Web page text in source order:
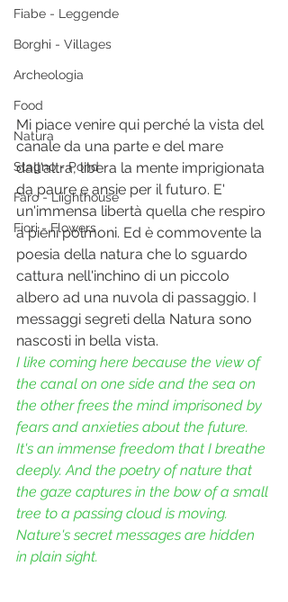
Fiabe - Leggende
Borghi - Villages
Archeologia
Food
Natura
Stagno - Pond
Faro - Liighthouse
Fiori - Flowers
Mi piace venire qui perché la vista del
canale da una parte e del mare
dall'altra, libera la mente imprigionata
da paure e ansie per il futuro. E'
un'immensa libertà quella che respiro
a pieni polmoni. Ed è commovente la
poesia della natura che lo sguardo
cattura nell'inchino di un piccolo
albero ad una nuvola di passaggio. I
messaggi segreti della Natura sono
nascosti in bella vista.
I like coming here because the view of
the canal on one side and the sea on
the other frees the mind imprisoned by
fears and anxieties about the future.
It's an immense freedom that I breathe
deeply. And the poetry of nature that
the gaze captures in the bow of a small
tree to a passing cloud is moving.
Nature's secret messages are hidden
in plain sight.